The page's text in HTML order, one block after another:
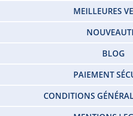
MEILLEURES
BLOG
PAIEMENT
CONDITIONS